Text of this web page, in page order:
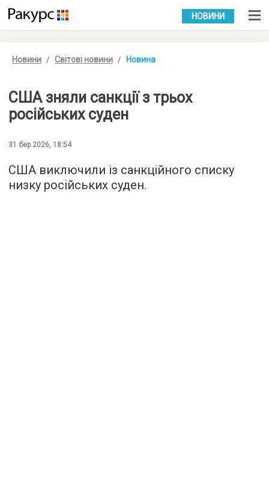
УКР РУС
НОВИНИ
Новини Світові новини Новина
США зняли санкції з трьох
російських суден
31 бер 2026, 18:54
США виключили із санкційного списку
низку російських суден.